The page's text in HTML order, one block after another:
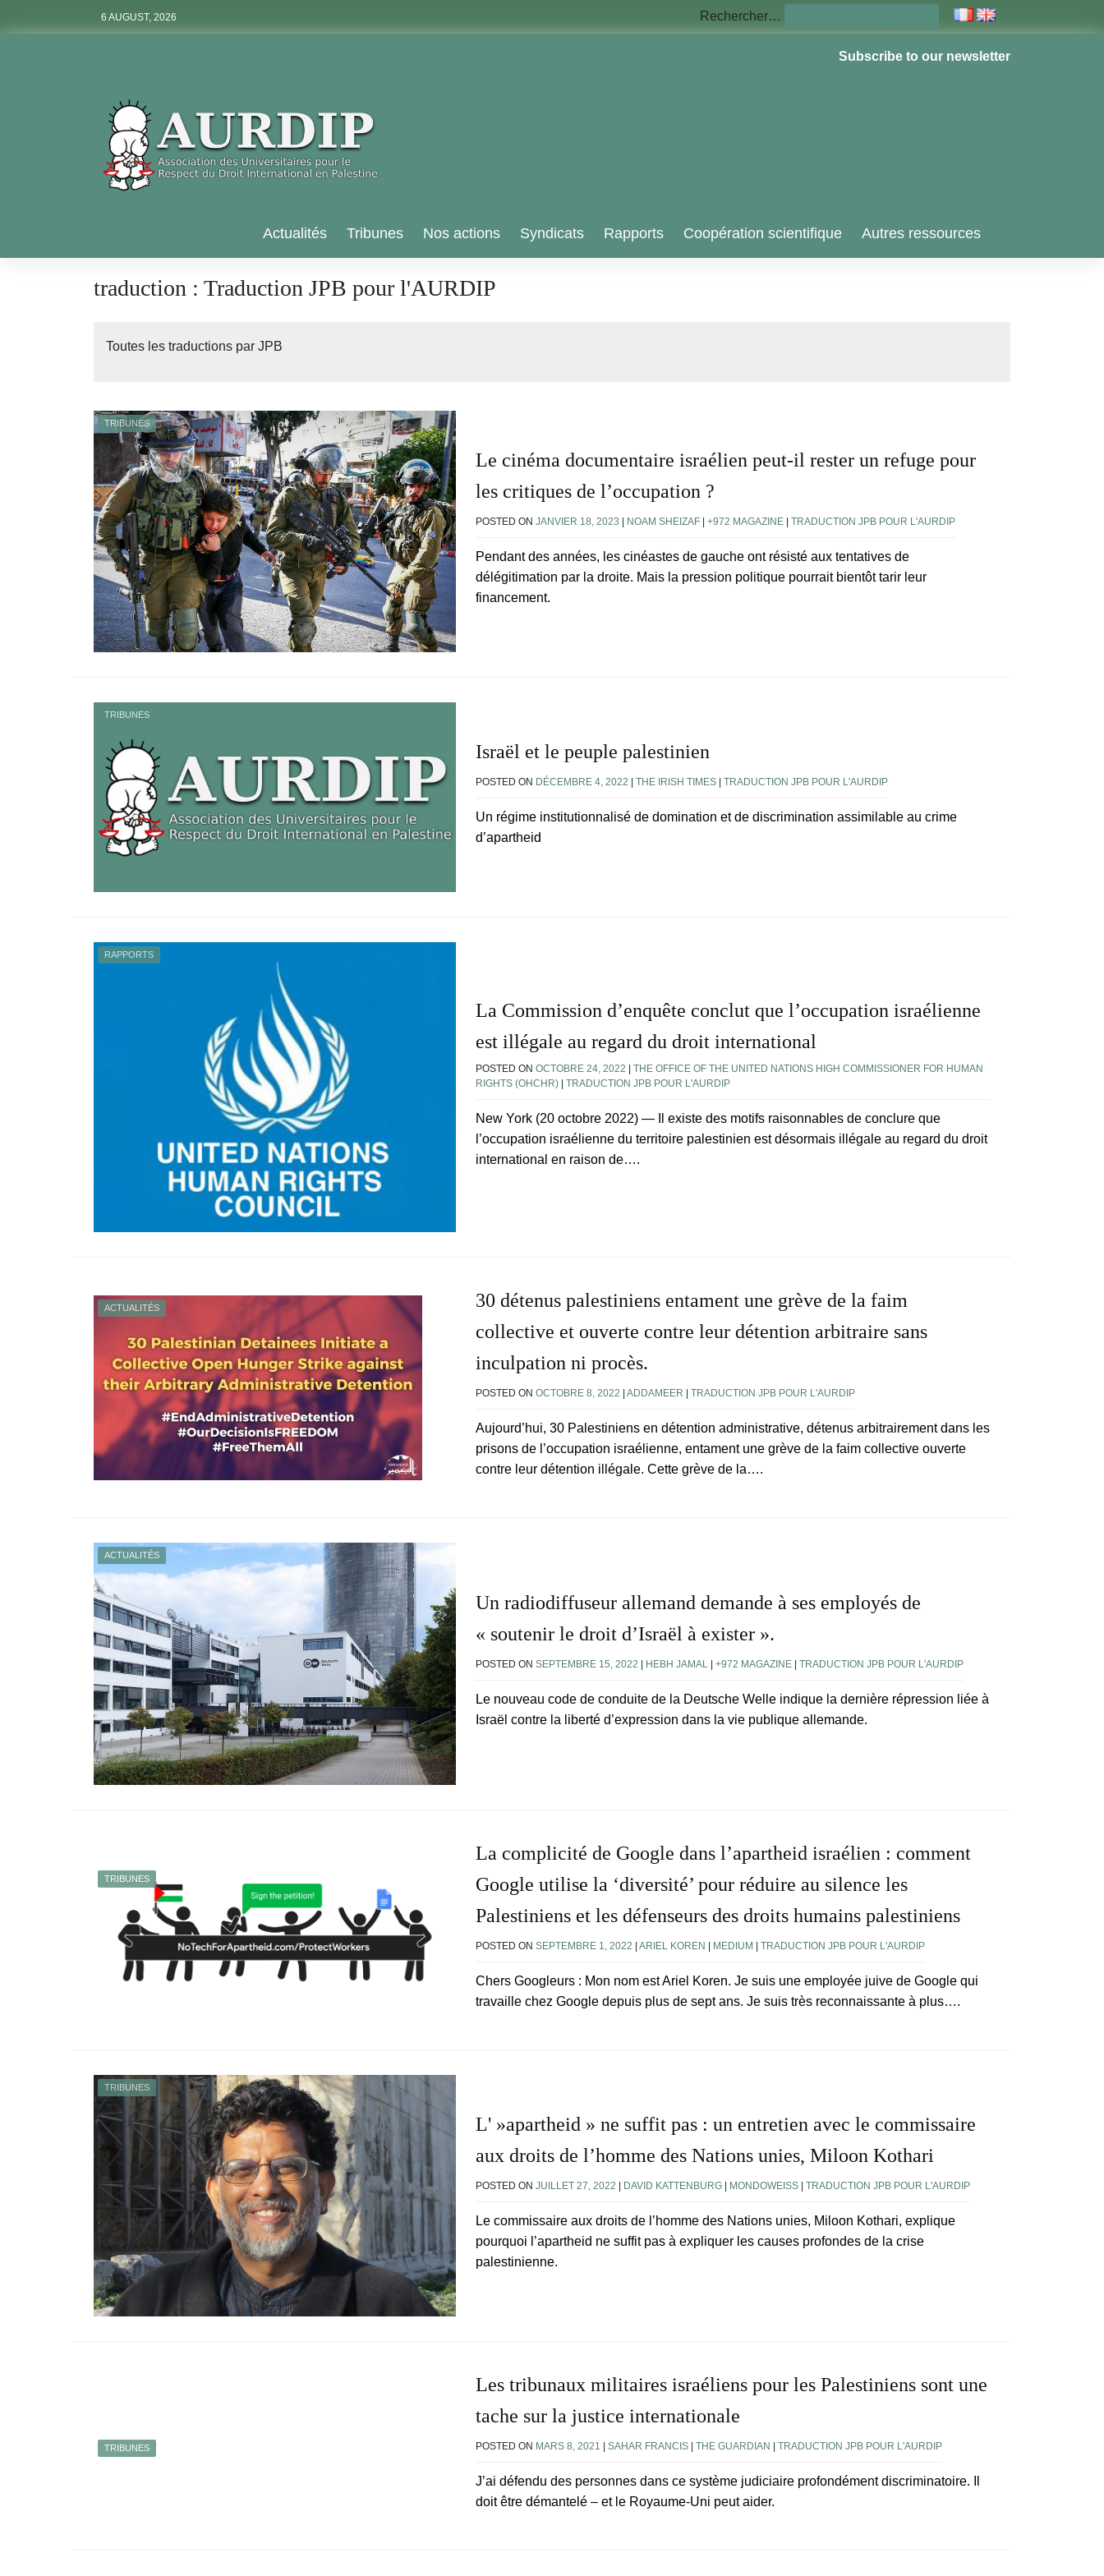
6 AUGUST, 2026 Rechercher…
Subscribe to our newsletter
Aurdip
Actualités Tribunes Nos actions Syndicats Rapports Coopération scientifique Autres ressources
traduction : Traduction JPB pour l'AURDIP
Toutes les traductions par JPB
TRIBUNES
Le cinéma documentaire israélien peut-il rester un refuge pour
les critiques de l’occupation ?
POSTED ON JANVIER 18, 2023 NOAM SHEIZAF +972 MAGAZINE TRADUCTION JPB POUR L'AURDIP
Pendant des années, les cinéastes de gauche ont résisté aux tentatives de
délégitimation par la droite. Mais la pression politique pourrait bientôt tarir leur
financement.
TRIBUNES
Israël et le peuple palestinien
POSTED ON DÉCEMBRE 4, 2022 THE IRISH TIMES TRADUCTION JPB POUR L'AURDIP
Un régime institutionnalisé de domination et de discrimination assimilable au crime
d’apartheid
RAPPORTS
La Commission d’enquête conclut que l’occupation israélienne
est illégale au regard du droit international
POSTED ON OCTOBRE 24, 2022 | THE OFFICE OF THE UNITED NATIONS HIGH COMMISSIONER FOR HUMAN
RIGHTS (OHCHR) | TRADUCTION JPB POUR L'AURDIP
New York (20 octobre 2022) — Il existe des motifs raisonnables de conclure que
l’occupation israélienne du territoire palestinien est désormais illégale au regard du droit
international en raison de….
ACTUALITÉS
30 détenus palestiniens entament une grève de la faim
collective et ouverte contre leur détention arbitraire sans
inculpation ni procès.
POSTED ON OCTOBRE 8, 2022 ADDAMEER TRADUCTION JPB POUR L'AURDIP
Aujourd’hui, 30 Palestiniens en détention administrative, détenus arbitrairement dans les
prisons de l’occupation israélienne, entament une grève de la faim collective ouverte
contre leur détention illégale. Cette grève de la….
ACTUALITÉS
Un radiodiffuseur allemand demande à ses employés de
« soutenir le droit d’Israël à exister ».
POSTED ON SEPTEMBRE 15, 2022 | HEBH JAMAL | +972 MAGAZINE | TRADUCTION JPB POUR L'AURDIP
Le nouveau code de conduite de la Deutsche Welle indique la dernière répression liée à
Israël contre la liberté d’expression dans la vie publique allemande.
TRIBUNES
La complicité de Google dans l’apartheid israélien : comment
Google utilise la ‘diversité’ pour réduire au silence les
Palestiniens et les défenseurs des droits humains palestiniens
POSTED ON SEPTEMBRE 1, 2022 | ARIEL KOREN | MEDIUM | TRADUCTION JPB POUR L'AURDIP
Chers Googleurs : Mon nom est Ariel Koren. Je suis une employée juive de Google qui
travaille chez Google depuis plus de sept ans. Je suis très reconnaissante à plus….
TRIBUNES
L' »apartheid » ne suffit pas : un entretien avec le commissaire
aux droits de l’homme des Nations unies, Miloon Kothari
POSTED ON JUILLET 27, 2022 | DAVID KATTENBURG | MONDOWEISS | TRADUCTION JPB POUR L'AURDIP
Le commissaire aux droits de l’homme des Nations unies, Miloon Kothari, explique
pourquoi l’apartheid ne suffit pas à expliquer les causes profondes de la crise
palestinienne.
TRIBUNES
Les tribunaux militaires israéliens pour les Palestiniens sont une
tache sur la justice internationale
POSTED ON MARS 8, 2021 | SAHAR FRANCIS | THE GUARDIAN | TRADUCTION JPB POUR L'AURDIP
J’ai défendu des personnes dans ce système judiciaire profondément discriminatoire. Il
doit être démantelé – et le Royaume-Uni peut aider.